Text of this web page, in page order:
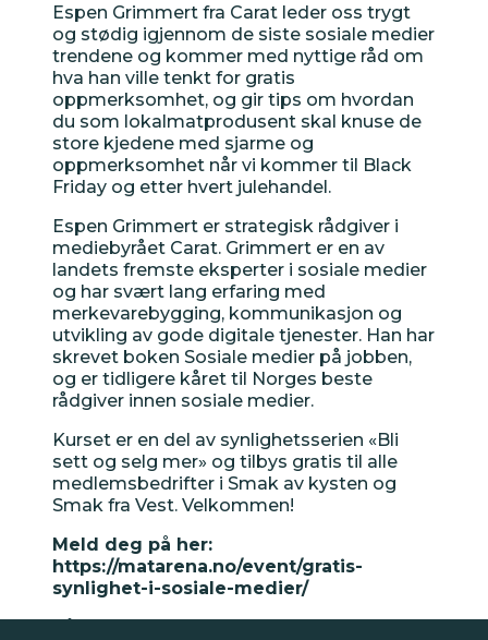
VERKTØYKASSE
Aktivitetskalender
Nyheter
Tips
Inspirasjon
Espen Grimmert fra Carat leder oss trygt
og stødig igjennom de siste sosiale medier
trendene og kommer med nyttige råd om
hva han ville tenkt for gratis
oppmerksomhet, og gir tips om hvordan
du som lokalmatprodusent skal knuse de
store kjedene med sjarme og
oppmerksomhet når vi kommer til Black
Friday og etter hvert julehandel.
Espen Grimmert er strategisk rådgiver i
mediebyrået Carat. Grimmert er en av
landets fremste eksperter i sosiale medier
og har svært lang erfaring med
merkevarebygging, kommunikasjon og
utvikling av gode digitale tjenester. Han har
skrevet boken Sosiale medier på jobben,
og er tidligere kåret til Norges beste
rådgiver innen sosiale medier.
Kurset er en del av synlighetsserien «Bli
sett og selg mer» og tilbys gratis til alle
medlemsbedrifter i Smak av kysten og
Smak fra Vest. Velkommen!
Meld deg på her:
https://matarena.no/event/gratis-
synlighet-i-sosiale-medier/